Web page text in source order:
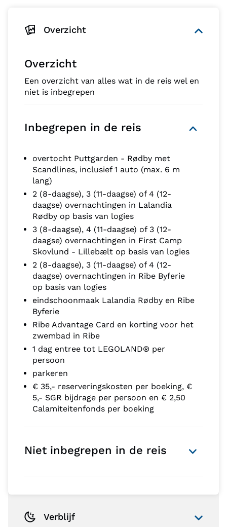
Overzicht
Overzicht
Een overzicht van alles wat in de reis wel en
niet is inbegrepen
Inbegrepen in de reis
overtocht Puttgarden - Rødby met
Scandlines, inclusief 1 auto (max. 6 m
lang)
2 (8-daagse), 3 (11-daagse) of 4 (12-
daagse) overnachtingen in Lalandia
Rødby op basis van logies
3 (8-daagse), 4 (11-daagse) of 3 (12-
daagse) overnachtingen in First Camp
Skovlund - Lillebælt op basis van logies
2 (8-daagse), 3 (11-daagse) of 4 (12-
daagse) overnachtingen in Ribe Byferie
op basis van logies
eindschoonmaak Lalandia Rødby en Ribe
Byferie
Ribe Advantage Card en korting voor het
zwembad in Ribe
1 dag entree tot LEGOLAND® per
persoon
parkeren
€ 35,- reserveringskosten per boeking, €
5,- SGR bijdrage per persoon en € 2,50
Calamiteitenfonds per boeking
Niet inbegrepen in de reis
Verblijf